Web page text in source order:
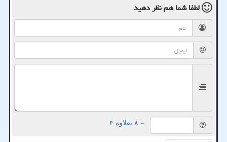
لطفا شما همنظر دهید
= ۸ بعلاوه ۴